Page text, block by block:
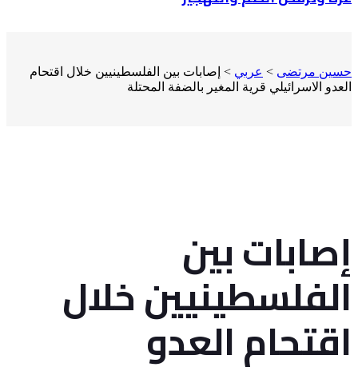
حسين مرتضى > عربي > إصابات بين الفلسطينيين خلال اقتحام
العدو الاسرائيلي قرية المغير بالضفة المحتلة
إصابات بين
الفلسطينيين خلال
اقتحام العدو